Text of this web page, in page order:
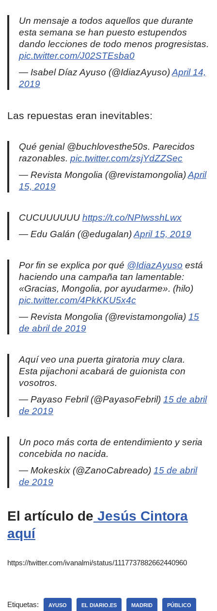
Un mensaje a todos aquellos que durante
esta semana se han puesto estupendos
dando lecciones de todo menos progresistas.
pic.twitter.com/J02STEsba0
— Isabel Díaz Ayuso (@IdiazAyuso)April 14,
2019
Las repuestas eran inevitables:
Qué genial @buchlovesthe50s. Parecidos
razonables. pic.twitter.com/zsjYdZZSec
— Revista Mongolia (@revistamongolia)April
15, 2019
CUCUUUUUU https://t.co/NPIwsshLwx
— Edu Galán (@edugalan)April 15, 2019
Por fin se explica por qué @IdiazAyuso está
haciendo una campaña tan lamentable:
«Gracias, Mongolia, por ayudarme». (hilo)
pic.twitter.com/4PkKKU5x4c
— Revista Mongolia (@revistamongolia) 15
de abril de 2019
Aquí veo una puerta giratoria muy clara.
Esta pijachoni acabará de guionista con
vosotros.
— Payaso Febril (@PayasoFebril) 15 de abril
de 2019
Un poco más corta de entendimiento y seria
concebida no nacida.
— Mokeskix (@ZanoCabreado) 15 de abril
de 2019
El artículo de Jesús Cintora
aquí
https://twitter.com/ivanalmi/status/1117737882662440960
Etiquetas: AYUSO EL DIARIO.ES MADRID PÚBLICO